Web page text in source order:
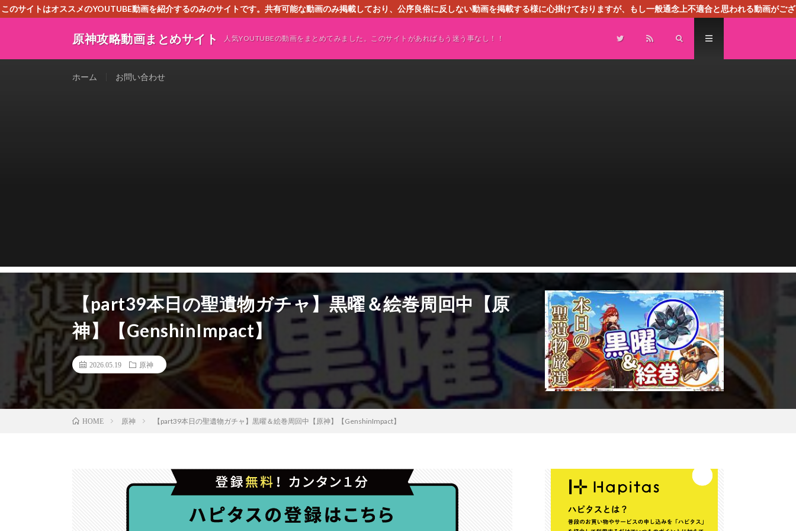
このサイトはオススメのYOUTUBE動画を紹介するのみのサイトです。共有可能な動画のみ掲載しており、公序良俗に反しない動画を掲載する様に心掛けておりますが、もし一般通念上不適合と思われる動画がござ
原神攻略動画まとめサイト 人気YOUTUBEの動画をまとめてみました。このサイトがあればもう迷う事なし！！
ホーム お問い合わせ
【part39本日の聖遺物ガチャ】黒曜＆絵巻周回中【原
神】【GenshinImpact】
2026.05.19 原神
HOME 原神 【part39本日の聖遺物ガチャ】黒曜＆絵巻周回中【原神】【GenshinImpact】